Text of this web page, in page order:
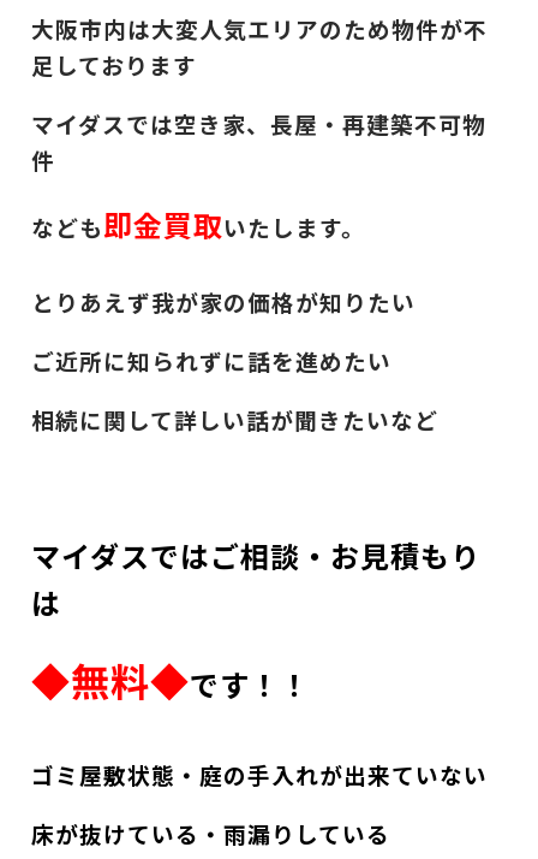
大阪市内は大変人気エリアのため物件が不
足しております
マイダスでは空き家、長屋・再建築不可物
件
なども即金買取いたします。
とりあえず我が家の価格が知りたい
ご近所に知られずに話を進めたい
相続に関して詳しい話が聞きたいなど
マイダスではご相談・お見積もり
は
◆無料◆です！！
ゴミ屋敷状態・庭の手入れが出来ていない
床が抜けている・雨漏りしている